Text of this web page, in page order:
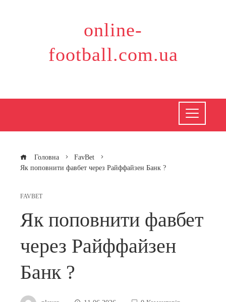
online-
football.com.ua
Головна
FavBet
Як поповнити фавбет через Райффайзен Банк ?
FAVBET
Як поповнити фавбет
через Райффайзен
Банк ?